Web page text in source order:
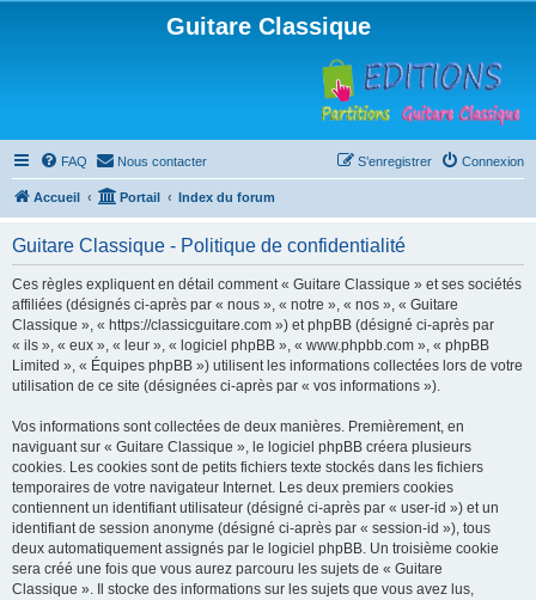
Guitare Classique
FAQ Nous contacter Connexion
S’enregistrer
Accueil Portail Index du forum
Guitare Classique - Politique de confidentialité
Ces règles expliquent en détail comment « Guitare Classique » et ses sociétés
affiliées (désignés ci-après par « nous », « notre », « nos », « Guitare
Classique », « https://classicguitare.com ») et phpBB (désigné ci-après par
« ils », « eux », « leur », « logiciel phpBB », « www.phpbb.com », « phpBB
Limited », « Équipes phpBB ») utilisent les informations collectées lors de votre
utilisation de ce site (désignées ci-après par « vos informations »).
Vos informations sont collectées de deux manières. Premièrement, en
naviguant sur « Guitare Classique », le logiciel phpBB créera plusieurs
cookies. Les cookies sont de petits fichiers texte stockés dans les fichiers
temporaires de votre navigateur Internet. Les deux premiers cookies
contiennent un identifiant utilisateur (désigné ci-après par « user-id ») et un
identifiant de session anonyme (désigné ci-après par « session-id »), tous
deux automatiquement assignés par le logiciel phpBB. Un troisième cookie
sera créé une fois que vous aurez parcouru les sujets de « Guitare
Classique ». Il stocke des informations sur les sujets que vous avez lus,